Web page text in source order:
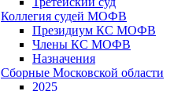
Коллегия судей МОФВ
Президиум КС МОФВ
Члены КС МОФВ
Назначения
Сборные Московской области
2025